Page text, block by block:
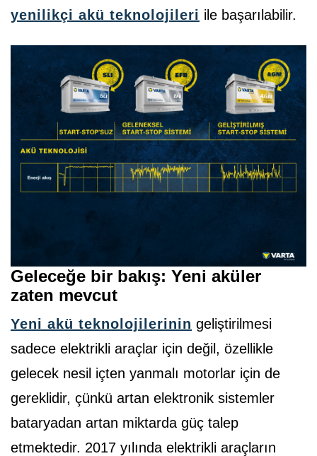
yenilikçi akü teknolojileri ile başarılabilir.
Geleceğe bir bakış: Yeni aküler
zaten mevcut
Yeni akü teknolojilerinin geliştirilmesi
sadece elektrikli araçlar için değil, özellikle
gelecek nesil içten yanmalı motorlar için de
gereklidir, çünkü artan elektronik sistemler
bataryadan artan miktarda güç talep
etmektedir. 2017 yılında elektrikli araçların